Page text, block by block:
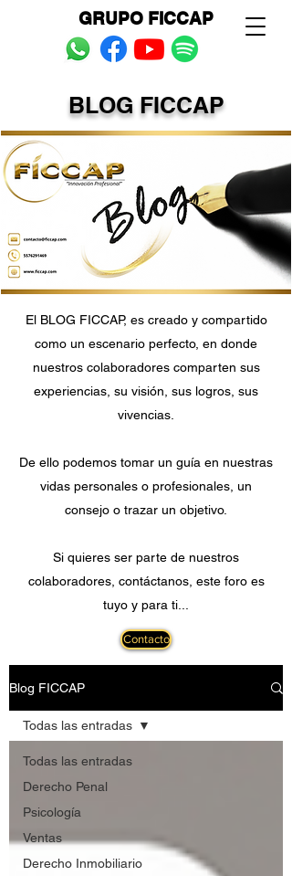
GRUPO FICCAP
BLOG FICCAP
¡NUESTROS COLABORADORES
COMPARTEN SU EXPERIENCIA!
El BLOG FICCAP, es creado y compartido
como un escenario perfecto, en donde
nuestros colaboradores comparten sus
experiencias, su visión, sus logros, sus
vivencias.
De ello podemos tomar un guía en nuestras
vidas personales o profesionales, un
consejo o trazar un objetivo.
Si quieres ser parte de nuestros
colaboradores, contáctanos, este foro es
tuyo y para ti...
Contacto
Blog FICCAP
Todas las entradas
Derecho Penal
Psicología
Ventas
Derecho Inmobiliario
Todas las entradas